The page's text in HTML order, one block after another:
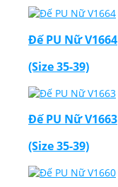
Đế PU Nữ V1664
(Size 35-39)
Đế PU Nữ V1663
(Size 35-39)